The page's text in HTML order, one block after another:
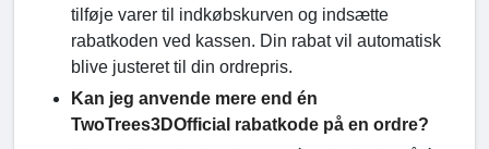
tilføje varer til indkøbskurven og indsætte
rabatkoden ved kassen. Din rabat vil automatisk
blive justeret til din ordrepris.
Kan jeg anvende mere end én
TwoTrees3DOfficial rabatkode på en ordre?